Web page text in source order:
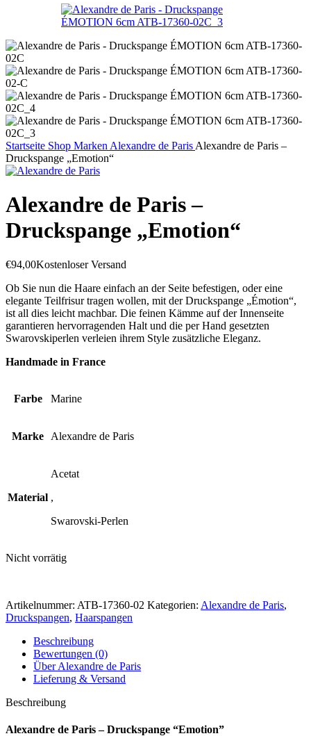
Startseite Shop Marken Alexandre de Paris Alexandre de Paris –
Druckspange „Emotion“
Alexandre de Paris –
Druckspange „Emotion“
€94,00Kostenloser Versand
Ob Sie nun die Haare einfach an der Seite befestigen, oder eine
elegante Teilfrisur tragen wollen, mit der Druckspange „Émotion“,
ist all dies leicht machbar. Die feinen Kämme auf der Innenseite
garantieren hervorragenden Halt und die per Hand gesetzten
Swarovskiperlen verleien ihrem Style zusätzliche Eleganz.
Handmade in France
Farbe Marine
Marke Alexandre de Paris
Material
Acetat
,
Swarovski-Perlen
Nicht vorrätig
Artikelnummer: ATB-17360-02 Kategorien: Alexandre de Paris,
Druckspangen, Haarspangen
Beschreibung
Bewertungen (0)
Über Alexandre de Paris
Lieferung & Versand
Beschreibung
Alexandre de Paris – Druckspange “Emotion”